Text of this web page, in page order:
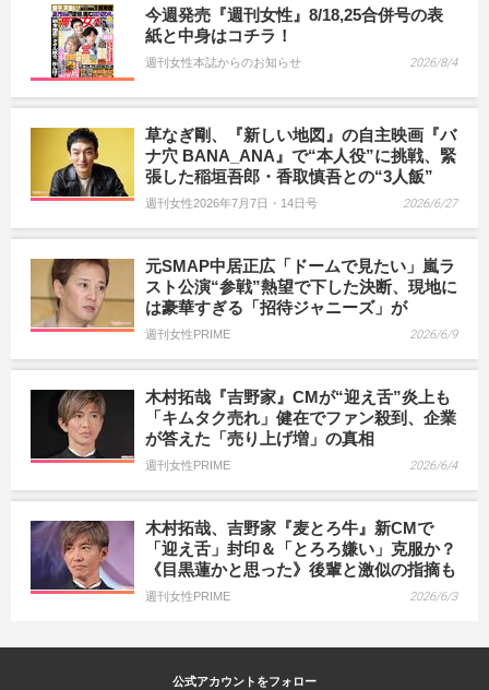
今週発売『週刊女性』8/18,25合併号の表
紙と中身はコチラ！
週刊女性本誌からのお知らせ 2026/8/4
草なぎ剛、『新しい地図』の自主映画『バ
ナ穴 BANA_ANA』で“本人役”に挑戦、緊
張した稲垣吾郎・香取慎吾との“3人飯”
週刊女性2026年7月7日・14日号 2026/6/27
元SMAP中居正広「ドームで見たい」嵐ラ
スト公演“参戦”熱望で下した決断、現地に
は豪華すぎる「招待ジャニーズ」が
週刊女性PRIME 2026/6/9
木村拓哉『吉野家』CMが“迎え舌”炎上も
「キムタク売れ」健在でファン殺到、企業
が答えた「売り上げ増」の真相
週刊女性PRIME 2026/6/4
木村拓哉、吉野家『麦とろ牛』新CMで
「迎え舌」封印＆「とろろ嫌い」克服か？
《目黒蓮かと思った》後輩と激似の指摘も
週刊女性PRIME 2026/6/3
公式アカウントをフォロー